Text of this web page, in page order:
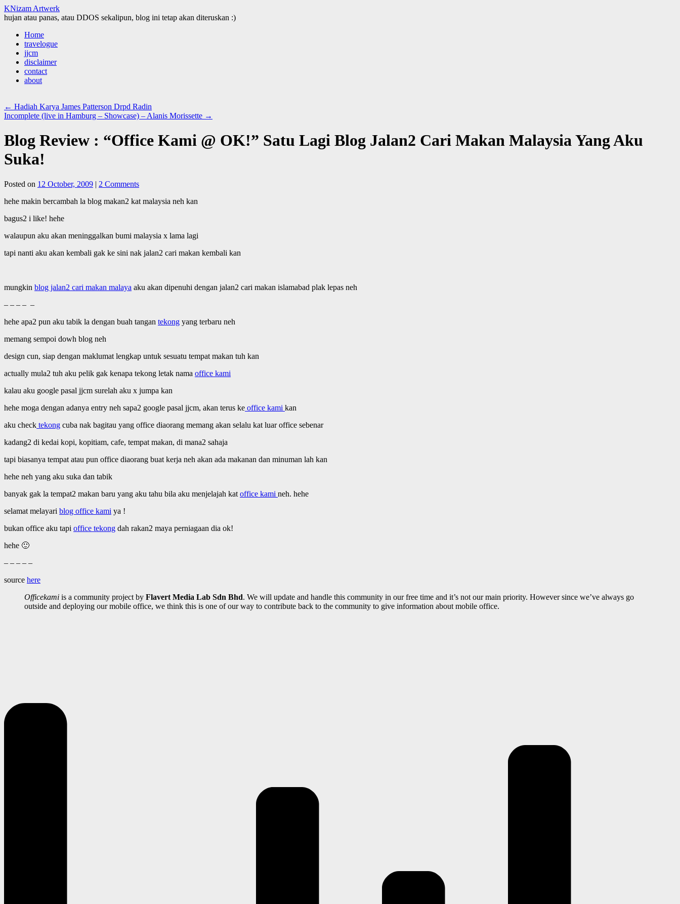
KNizam Artwerk
hujan atau panas, atau DDOS sekalipun, blog ini tetap akan diteruskan :)
Skip
content
Home
travelogue
jjcm
disclaimer
contact
about
← Hadiah Karya James Patterson Drpd Radin
Incomplete (live in Hamburg – Showcase) – Alanis Morissette →
Blog Review : “Office Kami @ OK!” Satu Lagi Blog Jalan2 Cari Makan Malaysia Yang Aku
Suka!
Posted on 12 October, 2009 | 2 Comments
hehe makin bercambah la blog makan2 kat malaysia neh kan
bagus2 i like! hehe
walaupun aku akan meninggalkan bumi malaysia x lama lagi
tapi nanti aku akan kembali gak ke sini nak jalan2 cari makan kembali kan
mungkin blog jalan2 cari makan malaya aku akan dipenuhi dengan jalan2 cari makan islamabad plak lepas neh
– – – – –
hehe apa2 pun aku tabik la dengan buah tangan tekong yang terbaru neh
memang sempoi dowh blog neh
design cun, siap dengan maklumat lengkap untuk sesuatu tempat makan tuh kan
actually mula2 tuh aku pelik gak kenapa tekong letak nama office kami
kalau aku google pasal jjcm surelah aku x jumpa kan
hehe moga dengan adanya entry neh sapa2 google pasal jjcm, akan terus ke office kami kan
aku check tekong cuba nak bagitau yang office diaorang memang akan selalu kat luar office sebenar
kadang2 di kedai kopi, kopitiam, cafe, tempat makan, di mana2 sahaja
tapi biasanya tempat atau pun office diaorang buat kerja neh akan ada makanan dan minuman lah kan
hehe neh yang aku suka dan tabik
banyak gak la tempat2 makan baru yang aku tahu bila aku menjelajah kat office kami neh. hehe
selamat melayari blog office kami ya !
bukan office aku tapi office tekong dah rakan2 maya perniagaan dia ok!
hehe 🙂
– – – – –
source here
Officekami is a community project by Flavert Media Lab Sdn Bhd. We will update and handle this community in our free time and it’s not our main priority. However since we’ve always go
outside and deploying our mobile office, we think this is one of our way to contribute back to the community to give information about mobile office.